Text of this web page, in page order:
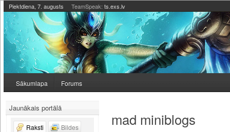
Piektdiena, 7. augusts TeamSpeak: ts.exs.lv
Sākumlapa Forums
mad miniblogs
Jaunākais portālā
Raksti
Bildes